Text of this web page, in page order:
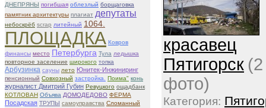
ДНЕПРЯНЫ погибшая облезлый борщаговка
памятник архитектуры плагиат депутаты
небоскрёб scrap литейный 1064.
ПЛОЩАДКА Ковров
финансы место Петербурга Тула ледышка
повторное заселение широкого топка
Арбузинка сауны лето Юнитек-Инжиниринг
пенсионный Совхозный застройка. Поима" конь
журналист Дмитрий Губин Ревуцкого ощадбанк
КОТЛОВАН Объява ДОМОДЕДОВО ФЕРМА
Посадская ТРУПЫ самоуправства Сломанный
красавец
Пятигорск (2
фото)
Категория: